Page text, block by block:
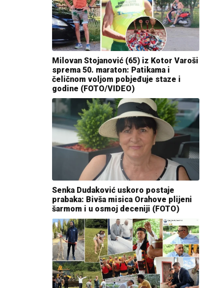
Milovan Stojanović (65) iz Kotor Varoši
sprema 50. maraton: Patikama i
čeličnom voljom pobjeđuje staze i
godine (FOTO/VIDEO)
Senka Dudaković uskoro postaje
prabaka: Bivša misica Orahove plijeni
šarmom i u osmoj deceniji (FOTO)